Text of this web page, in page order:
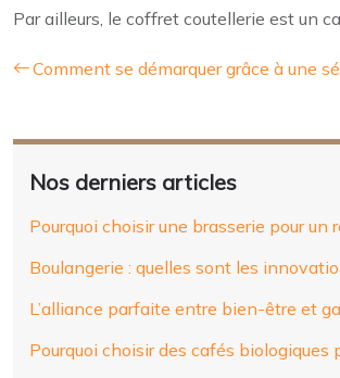
Par ailleurs, le coffret coutellerie est un
Comment se démarquer grâce à une
Nos derniers articles
Pourquoi choisir une brasserie pour un
Boulangerie : quelles sont les
L’alliance parfaite entre bien-être et
Pourquoi choisir des cafés biologiques